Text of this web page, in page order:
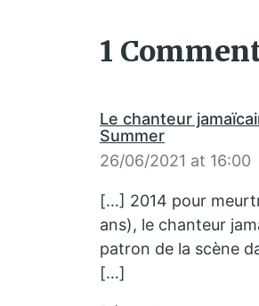
1
Le chanteur
Summer
26/06/2021 at 16:00
[…] 2014 pour
ans), le chanteur
patron de la scène
[…]